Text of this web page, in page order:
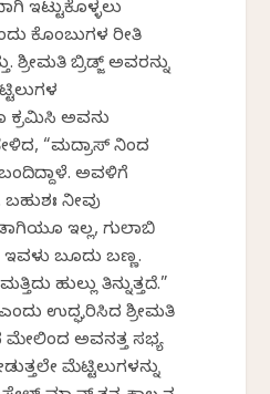
ಇಟ್ಟುಕೊಳ್ಳಲು
ಕೊಂಬುಗಳ ರೀತಿ
ಶ್ರೀಮತಿ ಬ್ರಿಡ್ಜ್ ಅವರನ್ನು
ಅವನು
“ಮದ್ರಾಸ್ ನಿಂದ
ಅವಳಿಗೆ
ನೀವು
ಇಲ್ಲ, ಗುಲಾಬಿ
ಇವಳು ಬೂದು ಬಣ್ಣ.
ಹುಲ್ಲು ತಿನ್ನುತ್ತದೆ.”
ಉದ್ಘರಿಸಿದ ಶ್ರೀಮತಿ
ಮೇಲಿಂದ ಅವನತ್ತ ಸಭ್ಯ
ಮೆಟ್ಟಿಲುಗಳನ್ನು